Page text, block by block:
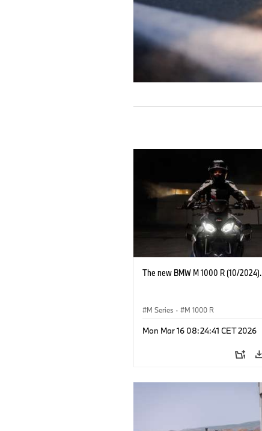
The new BMW M 1000 R (10/2024).
M Series · M 1000 R
Mon Mar 16 08:24:41 CET 2026